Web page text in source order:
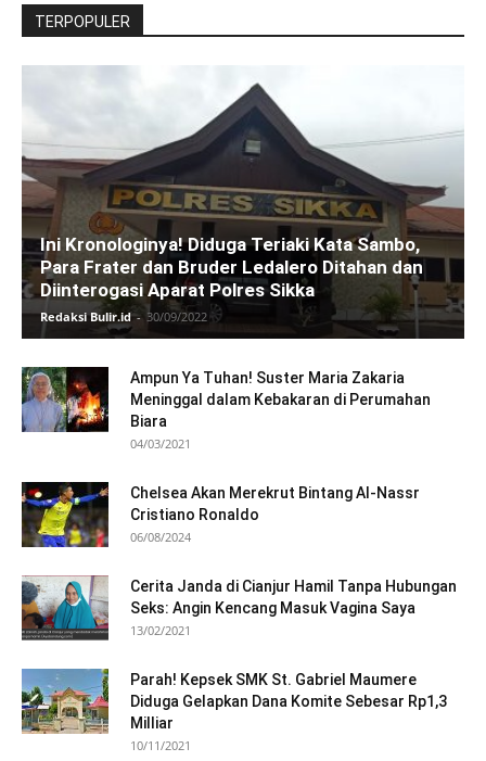
TERPOPULER
Ini Kronologinya! Diduga Teriaki Kata Sambo,
Para Frater dan Bruder Ledalero Ditahan dan
Diinterogasi Aparat Polres Sikka
Redaksi Bulir.id - 30/09/2022
Ampun Ya Tuhan! Suster Maria Zakaria
Meninggal dalam Kebakaran di Perumahan
Biara
04/03/2021
Chelsea Akan Merekrut Bintang Al-Nassr
Cristiano Ronaldo
06/08/2024
Cerita Janda di Cianjur Hamil Tanpa Hubungan
Seks: Angin Kencang Masuk Vagina Saya
13/02/2021
Parah! Kepsek SMK St. Gabriel Maumere
Diduga Gelapkan Dana Komite Sebesar Rp1,3
Milliar
10/11/2021